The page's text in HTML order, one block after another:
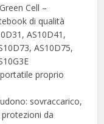
Cell –
di qualità
AS10D41,
AS10D75,
proprio
sovraccarico,
da